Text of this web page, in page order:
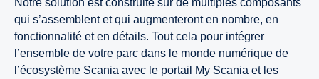
Notre solution est construite sur de multiples composants
qui s’assemblent et qui augmenteront en nombre, en
fonctionnalité et en détails. Tout cela pour intégrer
l’ensemble de votre parc dans le monde numérique de
l’écosystème Scania avec le portail My Scania et les